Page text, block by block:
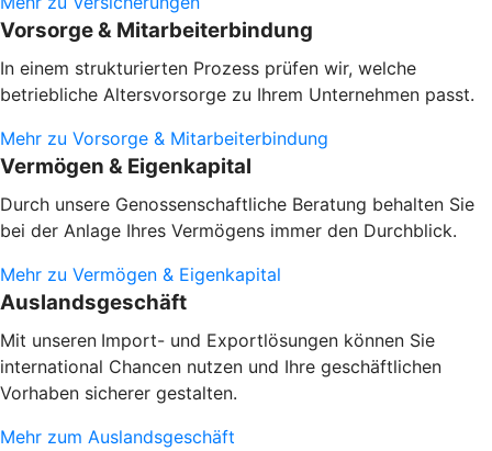
Vorsorge & Mitarbeiterbindung
In einem strukturierten Prozess prüfen wir, welche
betriebliche Altersvorsorge zu Ihrem Unternehmen passt.
Mehr zu Vorsorge & Mitarbeiterbindung
Vermögen & Eigenkapital
Durch unsere Genossenschaftliche Beratung behalten Sie
bei der Anlage Ihres Vermögens immer den Durchblick.
Mehr zu Vermögen & Eigenkapital
Auslandsgeschäft
Mit unseren Import- und Exportlösungen können Sie
international Chancen nutzen und Ihre geschäftlichen
Vorhaben sicherer gestalten.
Mehr zum Auslandsgeschäft